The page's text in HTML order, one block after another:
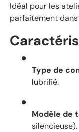
Idéal pour les
parfaitement
Type de
lubrifié.
Modèle de
silencieuse).